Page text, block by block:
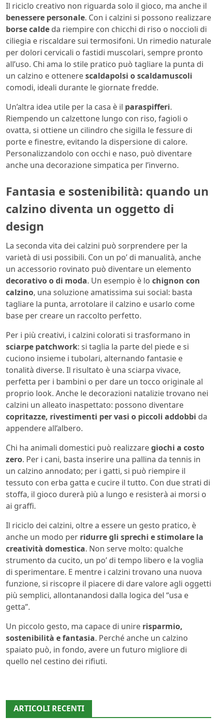
Il riciclo creativo non riguarda solo il gioco, ma anche il
benessere personale. Con i calzini si possono realizzare
borse calde da riempire con chicchi di riso o noccioli di
ciliegia e riscaldare sui termosifoni. Un rimedio naturale
per dolori cervicali o fastidi muscolari, sempre pronto
all’uso. Chi ama lo stile pratico può tagliare la punta di
un calzino e ottenerescaldapolsi o scaldamuscoli
comodi, ideali durante le giornate fredde.
Un’altra idea utile per la casa è il paraspifferi.
Riempendo un calzettone lungo con riso, fagioli o
ovatta, si ottiene un cilindro che sigilla le fessure di
porte e finestre, evitando la dispersione di calore.
Personalizzandolo con occhi e naso, può diventare
anche una decorazione simpatica per l’inverno.
Fantasia e sostenibilità: quando un
calzino diventa un oggetto di
design
La seconda vita dei calzini può sorprendere per la
varietà di usi possibili. Con un po’ di manualità, anche
un accessorio rovinato può diventare un elemento
decorativo o di moda. Un esempio è lo chignon con
calzino, una soluzione amatissima sui social: basta
tagliare la punta, arrotolare il calzino e usarlo come
base per creare un raccolto perfetto.
Per i più creativi, i calzini colorati si trasformano in
sciarpe patchwork: si taglia la parte del piede e si
cuciono insieme i tubolari, alternando fantasie e
tonalità diverse. Il risultato è una sciarpa vivace,
perfetta per i bambini o per dare un tocco originale al
proprio look. Anche le decorazioni natalizie trovano nei
calzini un alleato inaspettato: possono diventare
copritazze, rivestimenti per vasi o piccoli addobbi da
appendere all’albero.
Chi ha animali domestici può realizzaregiochi a costo
zero. Per i cani, basta inserire una pallina da tennis in
un calzino annodato; per i gatti, si può riempire il
tessuto con erba gatta e cucire il tutto. Con due strati di
stoffa, il gioco durerà più a lungo e resisterà ai morsi o
ai graffi.
Il riciclo dei calzini, oltre a essere un gesto pratico, è
anche un modo per ridurre gli sprechi e stimolare la
creatività domestica. Non serve molto: qualche
strumento da cucito, un po’ di tempo libero e la voglia
di sperimentare. E mentre i calzini trovano una nuova
funzione, si riscopre il piacere di dare valore agli oggetti
più semplici, allontanandosi dalla logica del “usa e
getta”.
Un piccolo gesto, ma capace di unire risparmio,
sostenibilità e fantasia. Perché anche un calzino
spaiato può, in fondo, avere un futuro migliore di
quello nel cestino dei rifiuti.
ARTICOLI RECENTI